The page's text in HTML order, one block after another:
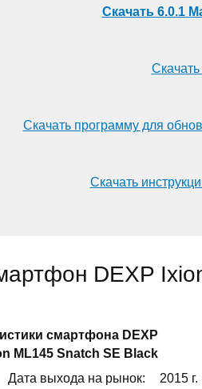
Скачать 6.0.1
Скачать программу для
Скачать
DEXP
смартфонa DEXP
ML145 Snatch SE Black
Дата выхода на рынок:
2015 г.